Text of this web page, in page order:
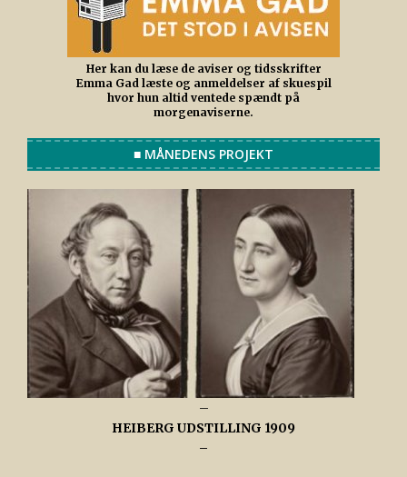
Her kan du læse de aviser og tidsskrifter
Emma Gad læste og anmeldelser af skuespil
hvor hun altid ventede spændt på
morgenaviserne.
■ MÅNEDENS PROJEKT
–
HEIBERG UDSTILLING 1909
–